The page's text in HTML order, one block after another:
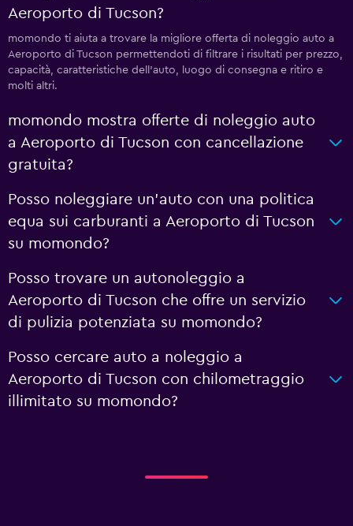
Aeroporto di Tucson?
momondo ti aiuta a trovare la migliore offerta di noleggio auto a
Aeroporto di Tucson permettendoti di filtrare i risultati per prezzo,
capacità, caratteristiche dell'auto, luogo di consegna e ritiro e
molti altri.
momondo mostra offerte di noleggio auto
a Aeroporto di Tucson con cancellazione
gratuita?
Posso noleggiare un'auto con una politica
equa sui carburanti a Aeroporto di Tucson
su momondo?
Posso trovare un autonoleggio a
Aeroporto di Tucson che offre un servizio
di pulizia potenziata su momondo?
Posso cercare auto a noleggio a
Aeroporto di Tucson con chilometraggio
illimitato su momondo?